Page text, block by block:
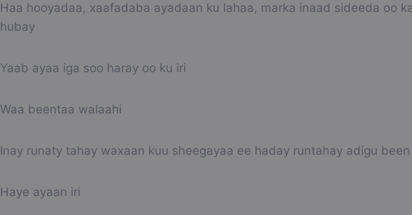
Haa hooyadaa, xaafadaba ayadaan ku lahaa, marka inaad sideeda oo
hubay
Yaab ayaa iga soo haray oo ku iri
Waa beentaa walaahi
Inay runaty tahay waxaan kuu sheegayaa ee haday runtahay adigu
Haye ayaan iri